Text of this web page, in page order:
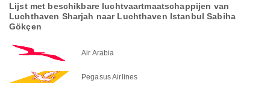
Lijst met beschikbare luchtvaartmaatschappijen van
Luchthaven Sharjah naar Luchthaven Istanbul Sabiha
Gökçen
Air Arabia
Pegasus Airlines